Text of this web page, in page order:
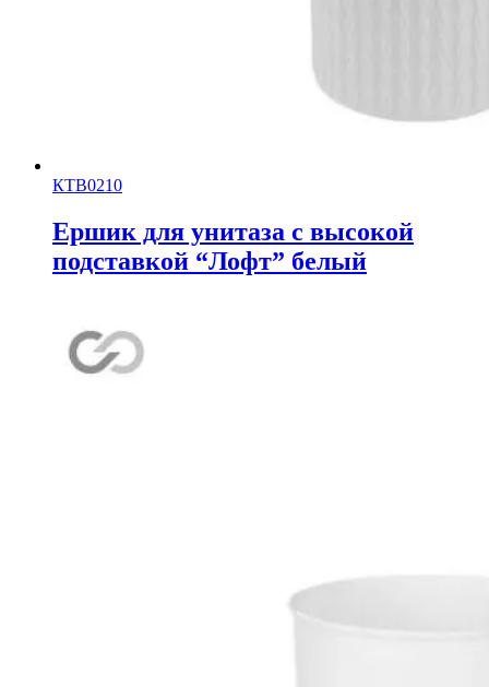
КТВ0210
Ершик для унитаза с высокой
подставкой “Лофт” белый